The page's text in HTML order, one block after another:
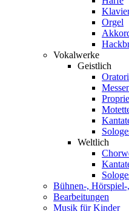
Orgel
Vokalwerke
Geistlich
Weltlich
Bühnen-,
Bearbeitungen
Musik für Kinder